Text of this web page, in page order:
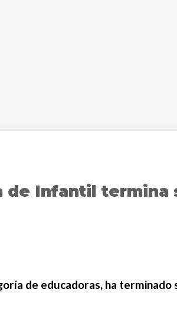
de Infantil termina
de educadoras, ha